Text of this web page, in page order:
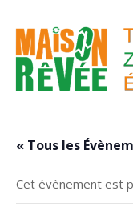
« Tous les
Cet évènement est